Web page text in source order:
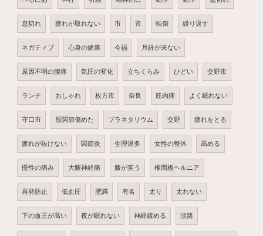
息切れ 疲れが取れない 市 市 転倒 繰り返す
ネガティブ 心身の健康 今福 月経が来ない
原因不明の腰痛 気圧の変化 立ちくらみ ひどい 交野市
ランチ おしゃれ 枚方市 奈良 筋肉痛 よく眠れない
守口市 股関節傷めた プラネタリウム 交野 疲れをとる
疲れが抜けない 関節炎 生理過多 女性の整体 高める
慢性の痛み 大腿神経痛 膝が笑う 椎間板ヘルニア
再発防止 低血圧 肥満 有名 太り 太れない
下の血圧が高い 夜が眠れない 神経緩める 淡路